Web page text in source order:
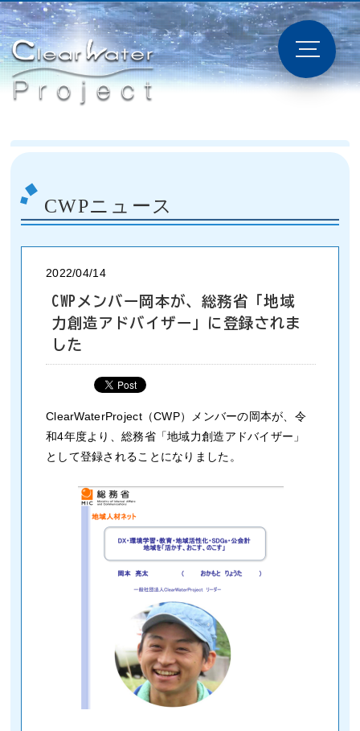
CWPニュース
2022/04/14
CWPメンバー岡本が、総務省「地域
力創造アドバイザー」に登録されま
した
ClearWaterProject（CWP）メンバーの岡本が、令
和4年度より、総務省「地域力創造アドバイザー」
として登録されることになりました。